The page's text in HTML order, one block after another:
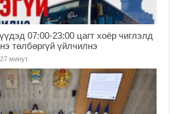
07:00-23:00 цагт хоёр чиглэлд
төлбөргүй үйлчилнэ
минут